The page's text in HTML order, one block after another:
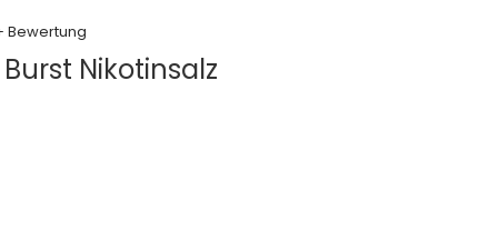
Bewertung
Nikotinsalz